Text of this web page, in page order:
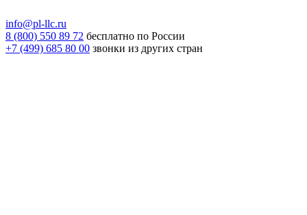
info@pl-llc.ru
8 (800) 550 89 72 бесплатно по России
+7 (499) 685 80 00 звонки из других стран